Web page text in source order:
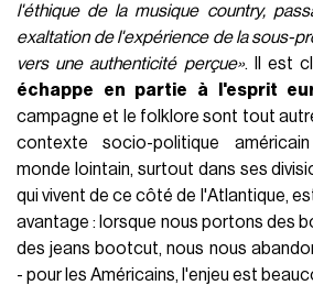
l'éthique de la musique country,
exaltation de l'expérience de la sous-
vers une authenticité perçue». Il est
échappe en partie à l'esprit
campagne et le folklore sont tout
contexte socio-politique
monde lointain, surtout dans ses
qui vivent de ce côté de l'Atlantique,
avantage : lorsque nous portons des
des jeans bootcut, nous nous
- pour les Américains, l'enjeu est